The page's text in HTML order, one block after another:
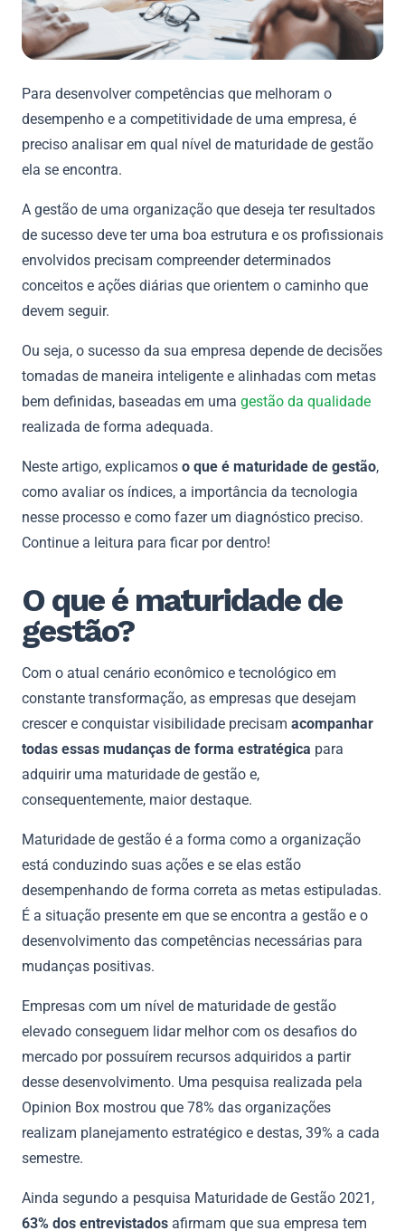
Para desenvolver competências que melhoram o
desempenho e a competitividade de uma empresa, é
preciso analisar em qual nível de maturidade de gestão
ela se encontra.
A gestão de uma organização que deseja ter resultados
de sucesso deve ter uma boa estrutura e os profissionais
envolvidos precisam compreender determinados
conceitos e ações diárias que orientem o caminho que
devem seguir.
Ou seja, o sucesso da sua empresa depende de decisões
tomadas de maneira inteligente e alinhadas com metas
bem definidas, baseadas em uma gestão da qualidade
realizada de forma adequada.
Neste artigo, explicamos o que é maturidade de gestão,
como avaliar os índices, a importância da tecnologia
nesse processo e como fazer um diagnóstico preciso.
Continue a leitura para ficar por dentro!
O que é maturidade de
gestão?
Com o atual cenário econômico e tecnológico em
constante transformação, as empresas que desejam
crescer e conquistar visibilidade precisam acompanhar
todas essas mudanças de forma estratégica para
adquirir uma maturidade de gestão e,
consequentemente, maior destaque.
Maturidade de gestão é a forma como a organização
está conduzindo suas ações e se elas estão
desempenhando de forma correta as metas estipuladas.
É a situação presente em que se encontra a gestão e o
desenvolvimento das competências necessárias para
mudanças positivas.
Empresas com um nível de maturidade de gestão
elevado conseguem lidar melhor com os desafios do
mercado por possuírem recursos adquiridos a partir
desse desenvolvimento. Uma pesquisa realizada pela
Opinion Box mostrou que 78% das organizações
realizam planejamento estratégico e destas, 39% a cada
semestre.
Ainda segundo a pesquisa Maturidade de Gestão 2021,
63% dos entrevistados afirmam que sua empresa tem